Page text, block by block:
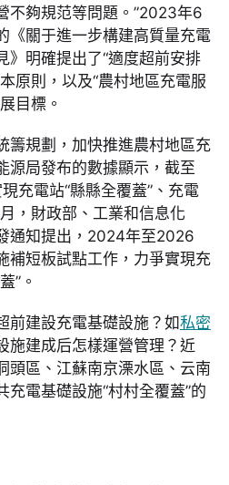
不夠規范等問題。”2023年6
《關于進一步構建高質量充電
》明確提出了“適度超前安排
原則，以及“農村地區充電服
目標。
籌規劃，加快推進農村地區充
源局發布的數據顯示，截至
充電站“縣縣全覆蓋”、充電
，財政部、工業和信息化
通知提出，2024年至2026
補短板試點工作，力爭實現充
”。
前建設充電基礎設施？如私密
施建成后怎樣運營管理？近
頭區、江蘇南京溧水區、云南
充電基礎設施“村村全覆蓋”的